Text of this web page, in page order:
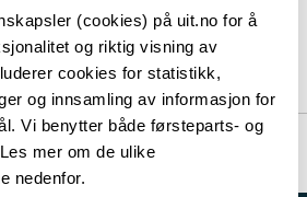
(cookies) på uit.no for å
og riktig visning av
cookies for statistikk,
og innsamling av informasjon for
Vi benytter både førsteparts- og
mer om de ulike
nedenfor.